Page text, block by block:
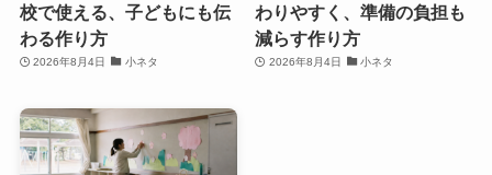
校で使える、子どもにも伝
わる作り方
2026年8月4日 小ネタ
わりやすく、準備の負担も
減らす作り方
2026年8月4日 小ネタ